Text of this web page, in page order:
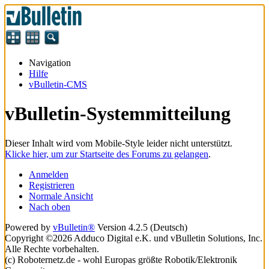
Navigation
Hilfe
vBulletin-CMS
vBulletin-Systemmitteilung
Dieser Inhalt wird vom Mobile-Style leider nicht unterstützt.
Klicke hier, um zur Startseite des Forums zu gelangen.
Anmelden
Registrieren
Normale Ansicht
Nach oben
Powered by vBulletin® Version 4.2.5 (Deutsch)
Copyright ©2026 Adduco Digital e.K. und vBulletin Solutions, Inc.
Alle Rechte vorbehalten.
(c) Roboternetz.de - wohl Europas größte Robotik/Elektronik